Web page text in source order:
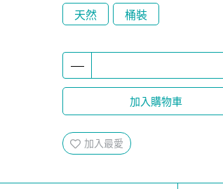
天然
桶裝
加入購物車
加入最愛